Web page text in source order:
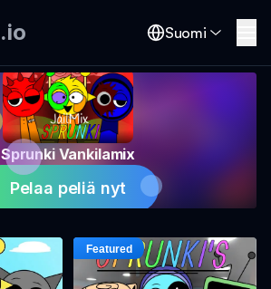
.io Suomi
Sprunki Vankilamix
Pelaa peliä nyt